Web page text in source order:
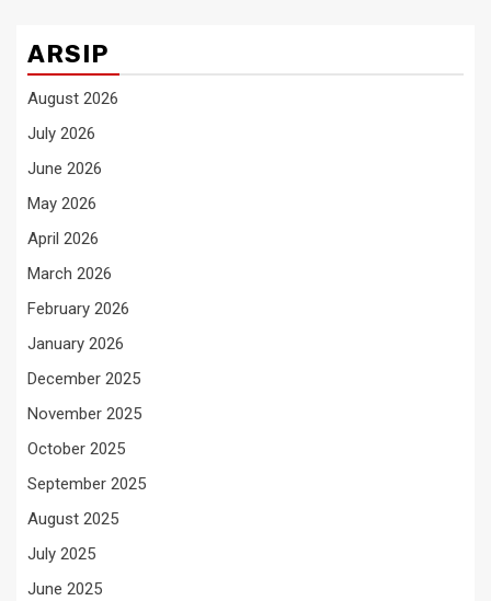
ARSIP
August 2026
July 2026
June 2026
May 2026
April 2026
March 2026
February 2026
January 2026
December 2025
November 2025
October 2025
September 2025
August 2025
July 2025
June 2025